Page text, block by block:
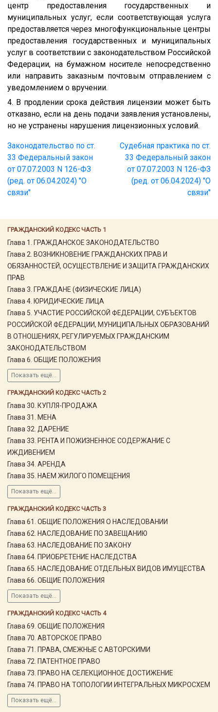
ГРАЖДАНСКИЙ КОДЕКС ЧАСТЬ 1
Глава 1. ГРАЖДАНСКОЕ ЗАКОНОДАТЕЛЬСТВО
Глава 2. ВОЗНИКНОВЕНИЕ ГРАЖДАНСКИХ ПРАВ И
ОБЯЗАННОСТЕЙ, ОСУЩЕСТВЛЕНИЕ И ЗАЩИТА ГРАЖДАНСКИХ
ПРАВ
Глава 3. ГРАЖДАНЕ (ФИЗИЧЕСКИЕ ЛИЦА)
Глава 4. ЮРИДИЧЕСКИЕ ЛИЦА
Глава 5. УЧАСТИЕ РОССИЙСКОЙ ФЕДЕРАЦИИ, СУБЪЕКТОВ
РОССИЙСКОЙ ФЕДЕРАЦИИ, МУНИЦИПАЛЬНЫХ ОБРАЗОВАНИЙ
В ОТНОШЕНИЯХ, РЕГУЛИРУЕМЫХ ГРАЖДАНСКИМ
ЗАКОНОДАТЕЛЬСТВОМ
Глава 6. ОБЩИЕ ПОЛОЖЕНИЯ
Показать ещё...
ГРАЖДАНСКИЙ КОДЕКС ЧАСТЬ 2
Глава 30. КУПЛЯ-ПРОДАЖА
Глава 31. МЕНА
Глава 32. ДАРЕНИЕ
Глава 33. РЕНТА И ПОЖИЗНЕННОЕ СОДЕРЖАНИЕ С
ИЖДИВЕНИЕМ
Глава 34. АРЕНДА
Глава 35. НАЕМ ЖИЛОГО ПОМЕЩЕНИЯ
Показать ещё...
ГРАЖДАНСКИЙ КОДЕКС ЧАСТЬ 3
Глава 61. ОБЩИЕ ПОЛОЖЕНИЯ О НАСЛЕДОВАНИИ
Глава 62. НАСЛЕДОВАНИЕ ПО ЗАВЕЩАНИЮ
Глава 63. НАСЛЕДОВАНИЕ ПО ЗАКОНУ
Глава 64. ПРИОБРЕТЕНИЕ НАСЛЕДСТВА
Глава 65. НАСЛЕДОВАНИЕ ОТДЕЛЬНЫХ ВИДОВ ИМУЩЕСТВА
Глава 66. ОБЩИЕ ПОЛОЖЕНИЯ
Показать ещё...
ГРАЖДАНСКИЙ КОДЕКС ЧАСТЬ 4
Глава 69. ОБЩИЕ ПОЛОЖЕНИЯ
Глава 70. АВТОРСКОЕ ПРАВО
Глава 71. ПРАВА, СМЕЖНЫЕ С АВТОРСКИМИ
Глава 72. ПАТЕНТНОЕ ПРАВО
Глава 73. ПРАВО НА СЕЛЕКЦИОННОЕ ДОСТИЖЕНИЕ
Глава 74. ПРАВО НА ТОПОЛОГИИ ИНТЕГРАЛЬНЫХ МИКРОСХЕМ
Показать ещё...
центр предоставления государственных и
муниципальных услуг, если соответствующая услуга
предоставляется через многофункциональные центры
предоставления государственных и муниципальных
услуг в соответствии с законодательством Российской
Федерации, на бумажном носителе непосредственно
или направить заказным почтовым отправлением с
уведомлением о вручении.
4. В продлении срока действия лицензии может быть
отказано, если на день подачи заявления установлены,
но не устранены нарушения лицензионных условий.
Законодательство по ст.
33 Федеральный закон
от 07.07.2003 N 126-ФЗ
(ред. от 06.04.2024) "О
связи"
Судебная практика по ст.
33 Федеральный закон
от 07.07.2003 N 126-ФЗ
(ред. от 06.04.2024) "О
связи"